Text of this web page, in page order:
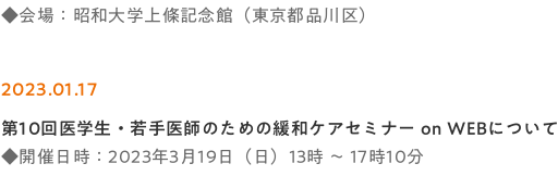
◆会場：昭和大学上條記念館（東京都品川区）
2023.01.17
第10回医学生・若手医師のための緩和ケアセミナー on WEBについて
◆開催日時：2023年3月19日（日）13時 ～ 17時10分